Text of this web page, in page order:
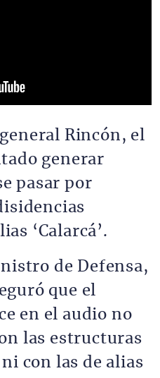
Rincón, el
generar
pasar por
‘Calarcá’.
de Defensa,
que el
en el audio no
las estructuras
con las de alias